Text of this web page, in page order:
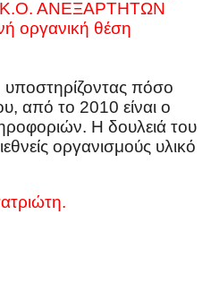
Κ.Ο. ΑΝΕΞΑΡΤΗΤΩΝ
οργανική θέση
πόσο
από το 2010 είναι ο
Η δουλειά του
οργανισμούς υλικό